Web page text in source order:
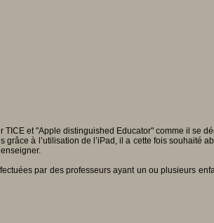
TICE et "Apple distinguished Educator" comme il se
à l’utilisation de l’iPad, il a cette fois souhaité
par des professeurs ayant un ou plusieurs